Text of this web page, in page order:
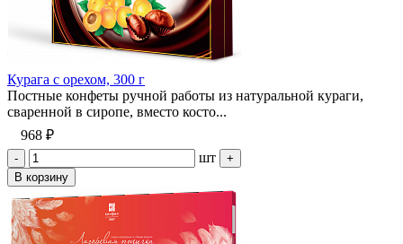
Курага с орехом, 300 г
Постные конфеты ручной работы из натуральной кураги,
сваренной в сиропе, вместо косто...
968 ₽
- шт
+
В корзину